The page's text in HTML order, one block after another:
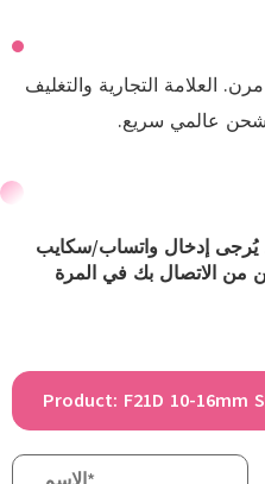
العلامة التجارية والتغليف
عالمي سريع.
يُرجى إدخال واتساب/سكايب
من الاتصال بك في المرة